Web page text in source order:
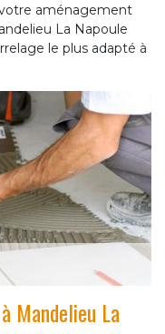
aménagement
La Napoule
le plus adapté à
Mandelieu La